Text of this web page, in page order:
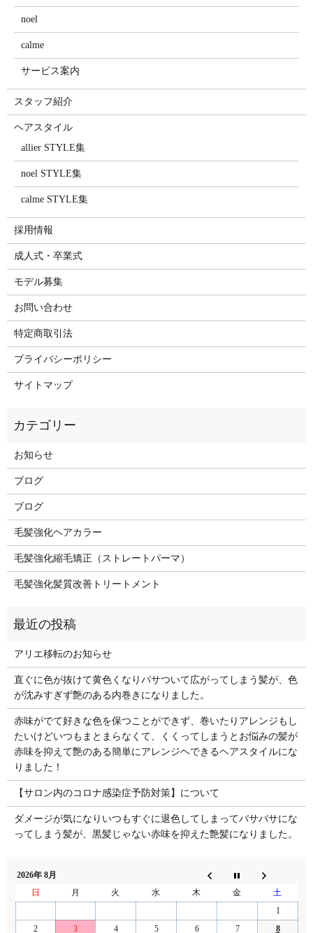
noel
calme
サービス案内
スタッフ紹介
ヘアスタイル
allier STYLE集
noel STYLE集
calme STYLE集
採用情報
成人式・卒業式
モデル募集
お問い合わせ
特定商取引法
プライバシーポリシー
サイトマップ
お知らせ
ブログ
ブログ
毛髪強化ヘアカラー
毛髪強化縮毛矯正（ストレートパーマ）
毛髪強化髪質改善トリートメント
アリエ移転のお知らせ
直ぐに色が抜けて黄色くなりパサついて広がってしまう髪が、色
が沈みすぎず艶のある内巻きになりました。
赤味がでて好きな色を保つことができず、巻いたりアレンジもし
たいけどいつもまとまらなくて、くくってしまうとお悩みの髪が
赤味を抑えて艶のある簡単にアレンジヘできるヘアスタイルにな
りました！
【サロン内のコロナ感染症予防対策】について
ダメージが気になりいつもすぐに退色してしまってバサバサにな
ってしまう髪が、黒髪じゃない赤味を抑えた艶髪になりました。
2026年 8月
日
月 火 水 木 金
土
1
2
3 4 5 6 7 8